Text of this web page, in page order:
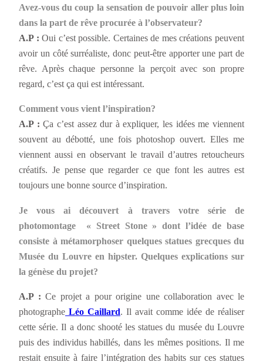
Avez-vous du coup la sensation de pouvoir aller plus loin
dans la part de rêve procurée à l’observateur?
A.P : Oui c’est possible. Certaines de mes créations peuvent
avoir un côté surréaliste, donc peut-être apporter une part de
rêve. Après chaque personne la perçoit avec son propre
regard, c’est ça qui est intéressant.
Comment vous vient l’inspiration?
A.P : Ça c’est assez dur à expliquer, les idées me viennent
souvent au débotté, une fois photoshop ouvert. Elles me
viennent aussi en observant le travail d’autres retoucheurs
créatifs. Je pense que regarder ce que font les autres est
toujours une bonne source d’inspiration.
Je vous ai découvert à travers votre série de
photomontage « Street Stone » dont l’idée de base
consiste à métamorphoser quelques statues grecques du
Musée du Louvre en hipster. Quelques explications sur
la génèse du projet?
A.P : Ce projet a pour origine une collaboration avec le
photographe Léo Caillard. Il avait comme idée de réaliser
cette série. Il a donc shooté les statues du musée du Louvre
puis des individus habillés, dans les mêmes positions. Il me
restait ensuite à faire l’intégration des habits sur ces statues